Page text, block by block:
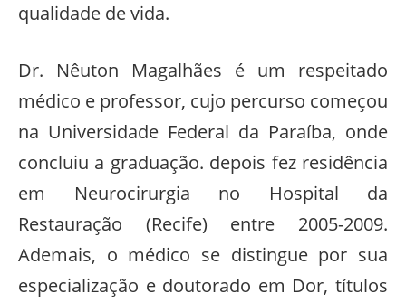
qualidade de vida.
Dr. Nêuton Magalhães é um respeitado
médico e professor, cujo percurso começou
na Universidade Federal da Paraíba, onde
concluiu a graduação. depois fez residência
em Neurocirurgia no Hospital da
Restauração (Recife) entre 2005-2009.
Ademais, o médico se distingue por sua
especialização e doutorado em Dor, títulos